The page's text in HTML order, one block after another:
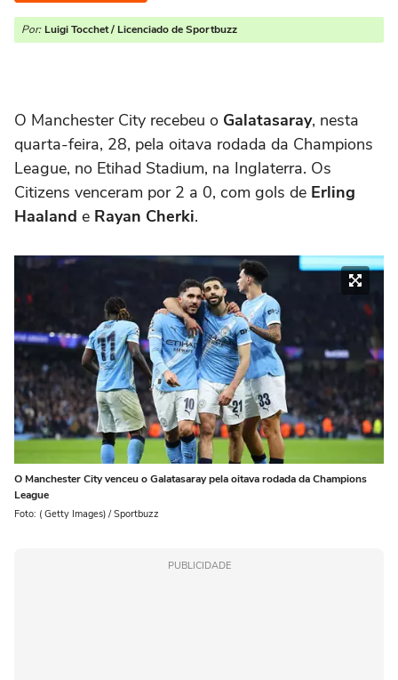
Por: Luigi Tocchet / Licenciado de Sportbuzz
O Manchester City recebeu o Galatasaray, nesta
quarta-feira, 28, pela oitava rodada da Champions
League, no Etihad Stadium, na Inglaterra. Os
Citizens venceram por 2 a 0, com gols de Erling
Haaland e Rayan Cherki.
O Manchester City venceu o Galatasaray pela oitava rodada da Champions
League
Foto: ( Getty Images) / Sportbuzz
PUBLICIDADE